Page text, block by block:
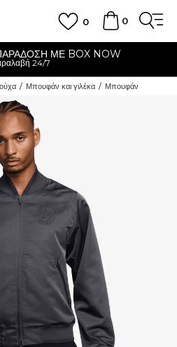
0
0
ΜΕ BOX NOW
24/7
Μπουφάν και γιλέκα Μπουφάν